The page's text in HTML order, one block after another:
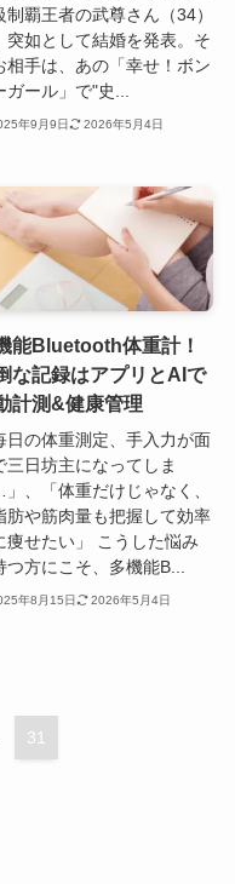
制覇王者の武尊さん（34）
突如として結婚を発表。そ
相手は、あの「幸せ！ボン
ガール」で"史...
年9月9日 2026年5月4日
能Bluetooth体重計！
な記録はアプリとAIで
計測&健康管理
日の体重測定、手入力が面
三日坊主になってしま
、「体重だけじゃなく、
肪や筋肉量も把握して効率
痩せたい」 こうした悩み
つ方にこそ、多機能B...
年8月15日 2026年5月4日
31